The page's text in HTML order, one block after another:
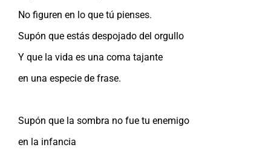
No figuren en lo que tú pienses.
Supón que estás despojado del orgullo
Y que la vida es una coma tajante
en una especie de frase.
Supón que la sombra no fue tu enemigo
en la infancia